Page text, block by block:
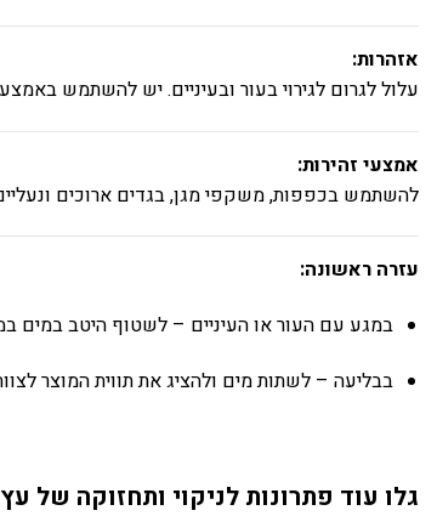
אזהרות:
עלול לגרום לגירוי בעור ובעיניים. יש להשתמש
אמצעי זהירות:
להשתמש בכפפות, משקפי מגן, בגדים ארוכים
עזרה ראשונה:
במגע עם העור או העיניים – לשטוף היטב במים במשך 15
בבליעה – לשתות מים ולהציג את תווית המוצר
גלו עוד פתרונות לניקוי ותחזוקה של